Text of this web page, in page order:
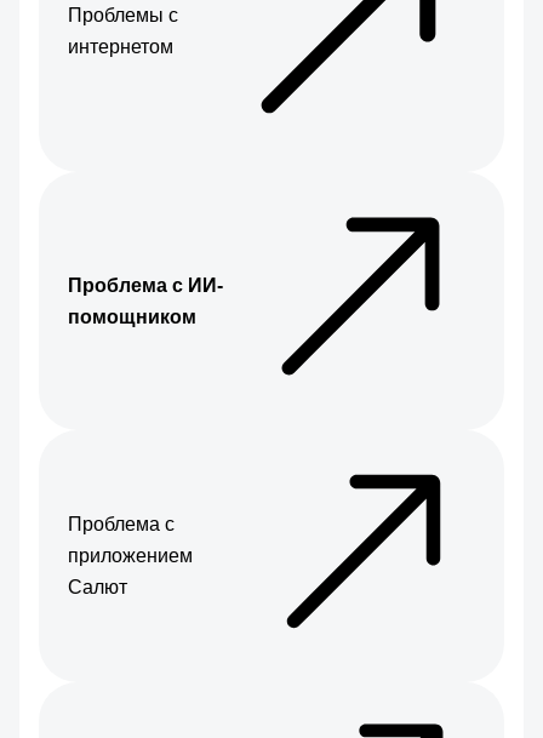
Проблемы с
интернетом
Проблема с ИИ-
помощником
Проблема с
приложением
Салют